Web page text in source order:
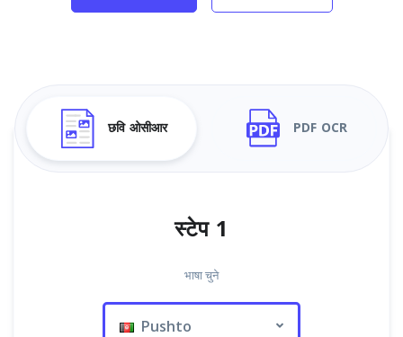
छवि ओसीआर PDF OCR
स्टेप 1
भाषा चुने
Pushto